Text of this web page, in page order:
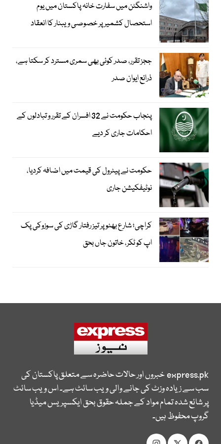
واشنگٹن میں سفارت خانہ پاکستان میں یوم
استحصال کشمیر پر خصوصی ویبنار کا انعقاد
ججز تقرر، صدر کوئی بھی سمری مسترد کر سکتا ہے،
ذرائع ایوان صدر
پنجاب حکومت نے 32 افسران کے تقرر و تبادلوں کے
احکامات جاری کر دیے
حکومت نے پیٹرول کی قیمت میں اضافہ کردیا،
نوٹیفکیشن جاری
کراچی؛ شارع بھٹو پر تیز رفتار گاڑی کی سوزوکی پک
اپ کو ٹکر، خاتون جاں بحق
express.pkخبروں اور حالات حاضرہ سے متعلق پاکستان کی
سب سے زیادہ وزٹ کی جانے والی ویب سائٹ ہے۔ اس ویب سائٹ
پر شائع شدہ تمام مواد کے جملہ حقوق بحق ایکسپریس میڈیا
گروپ محفوظ ہیں۔